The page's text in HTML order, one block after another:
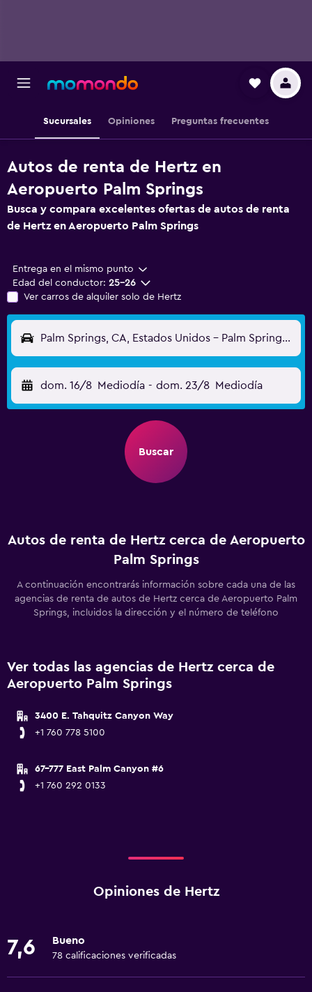
Sucursales Opiniones Preguntas frecuentes
Autos de renta de Hertz en
Aeropuerto Palm Springs
Busca y compara excelentes ofertas de autos de renta
de Hertz en Aeropuerto Palm Springs
Entrega en el mismo punto
Edad del conductor: 25-26
Ver carros de alquiler solo de Hertz
Palm Springs, CA, Estados Unidos - Palm Springs (PSP)
dom. 16/8 Mediodía - dom. 23/8 Mediodía
Buscar
Autos de renta de Hertz cerca de Aeropuerto
Palm Springs
A continuación encontrarás información sobre cada una de las
agencias de renta de autos de Hertz cerca de Aeropuerto Palm
Springs, incluidos la dirección y el número de teléfono
Ver todas las agencias de Hertz cerca de
Aeropuerto Palm Springs
3400 E. Tahquitz Canyon Way
+1 760 778 5100
67-777 East Palm Canyon #6
+1 760 292 0133
Opiniones de Hertz
7,6 Bueno
78 calificaciones verificadas